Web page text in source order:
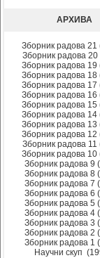
АРХИВА
Зборник радова 21
Зборник радова 20
Зборник радова 19
Зборник радова 18
Зборник радова 17
Зборник радова 16
Зборник радова 15
Зборник радова 14
Зборник радова 13
Зборник радова 12
Зборник радова 11
Зборник радова 10
Зборник радова 9
Зборник радова 8
Зборник радова 7
Зборник радова 6
Зборник радова 5
Зборник радова 4
Зборник радова 3
Зборник радова 2
Зборник радова 1
Научни скуп